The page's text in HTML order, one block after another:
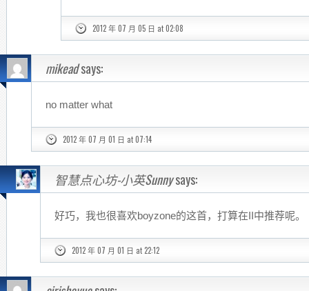
2012 年 07 月 05 日 at 02:08
mikeadsays:
no matter what
2012 年 07 月 01 日 at 07:14
智慧点心坊-小英Sunnysays:
好巧，我也很喜欢boyzone的这首，打算在II中推荐呢。
2012 年 07 月 01 日 at 22:12